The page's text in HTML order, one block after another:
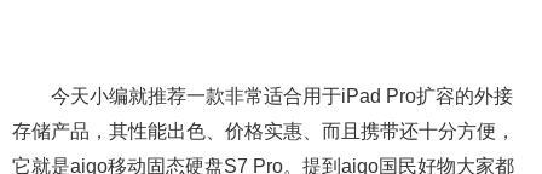
今天小编就推荐一款非常适合用于iPad Pro扩容的外接
存储产品，其性能出色、价格实惠、而且携带还十分方便，
它就是aigo移动固态硬盘S7 Pro。提到aigo国民好物大家都